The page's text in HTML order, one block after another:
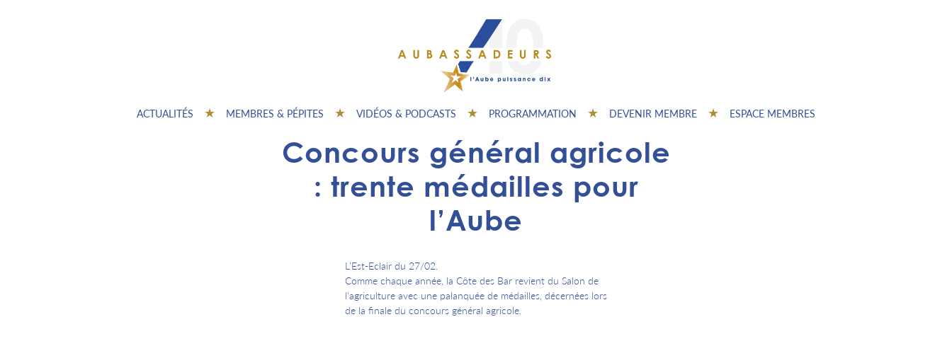
ACTUALITÉS MEMBRES & PÉPITES VIDÉOS & PODCASTS PROGRAMMATION DEVENIR MEMBRE ESPACE MEMBRES
Concours général agricole
: trente médailles pour
l’Aube
L'Est-Eclair du 27/02.
Comme chaque année, la Côte des Bar revient du Salon de
l’agriculture avec une palanquée de médailles, décernées lors
de la finale du concours général agricole.